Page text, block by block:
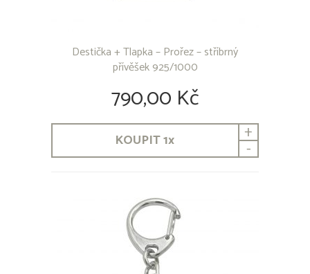
Destička + Tlapka – Prořez – stříbrný
přívěšek 925/1000
790,00 Kč
KOUPIT1x +
-